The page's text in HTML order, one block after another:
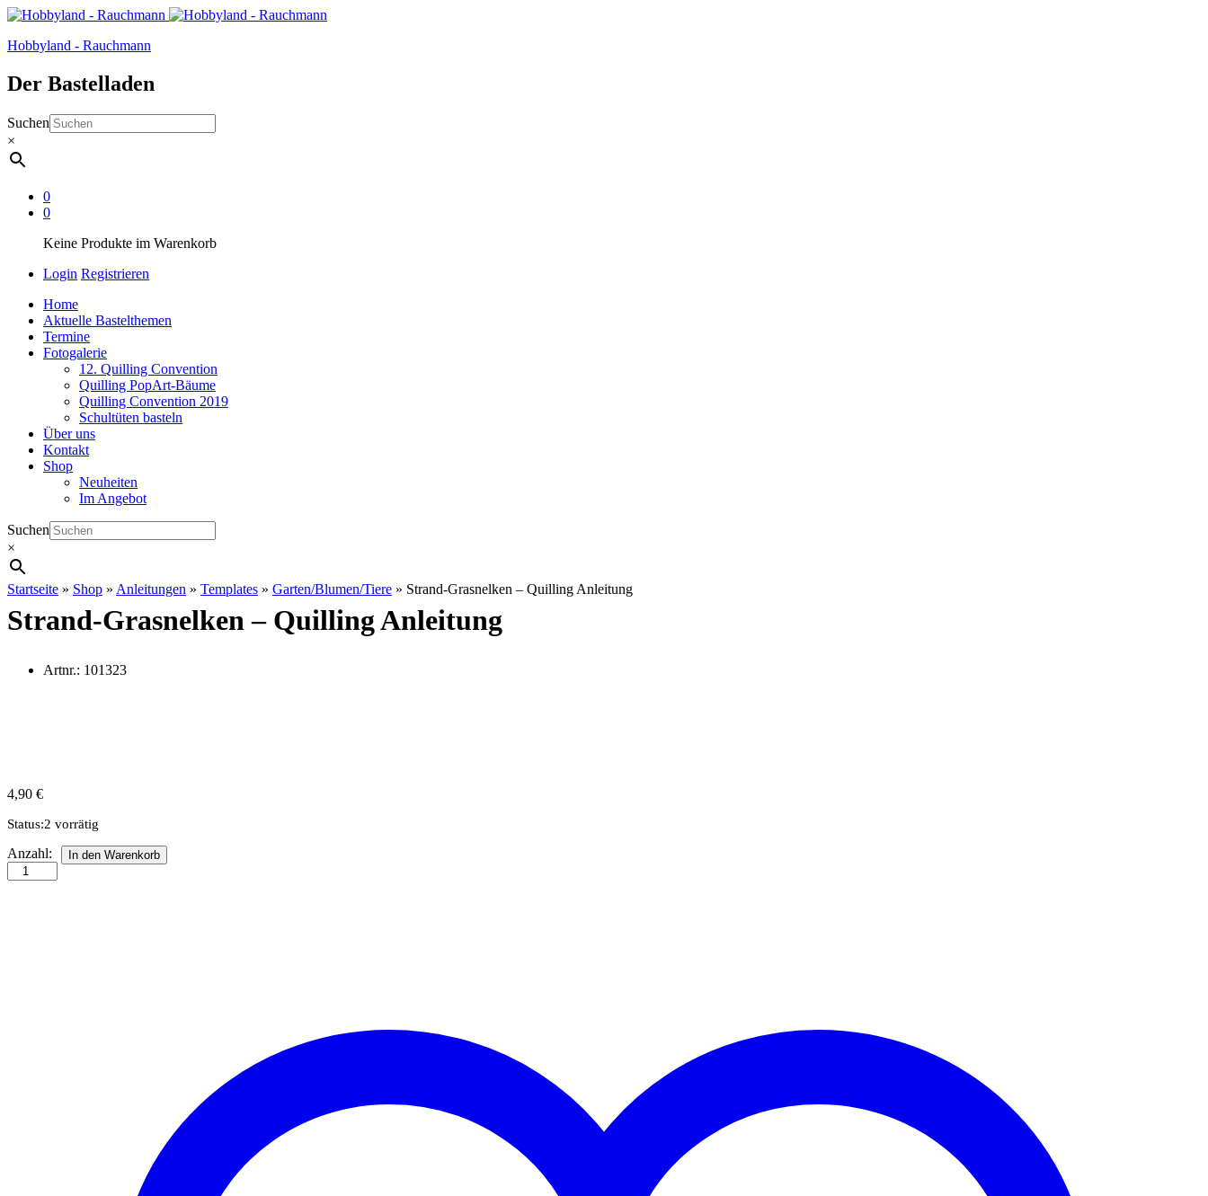
Hobbyland - Rauchmann
Der Bastelladen
Suchen
×
0
0
Keine Produkte im Warenkorb
Login Registrieren
Home
Aktuelle Bastelthemen
Termine
Fotogalerie
12. Quilling Convention
Quilling PopArt-Bäume
Quilling Convention 2019
Schultüten basteln
Über uns
Kontakt
Shop
Neuheiten
Im Angebot
Suchen
×
Startseite » Shop » Anleitungen » Templates » Garten/Blumen/Tiere » Strand-Grasnelken – Quilling Anleitung
Strand-Grasnelken – Quilling Anleitung
Artnr.: 101323
4,90 €
Status:2 vorrätig
Strand-
Grasnelken
-
Anzahl: In den Warenkorb